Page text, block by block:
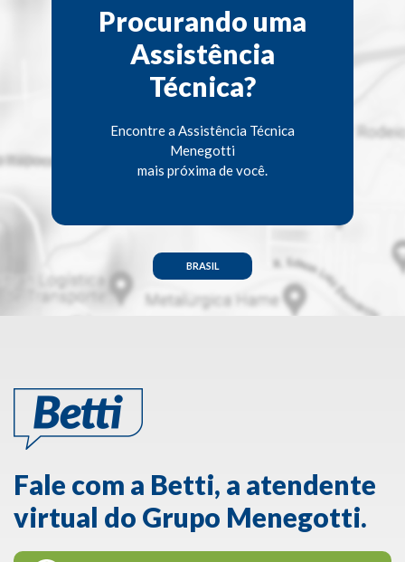
Procurando uma
Assistência
Técnica?
Encontre a Assistência Técnica
Menegotti
mais próxima de você.
BRASIL
Fale com a Betti, a atendente
virtual do Grupo Menegotti.